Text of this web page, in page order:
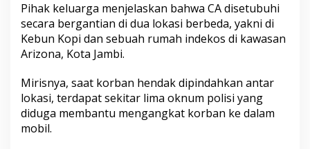
Pihak keluarga menjelaskan bahwa CA disetubuhi
secara bergantian di dua lokasi berbeda, yakni di
Kebun Kopi dan sebuah rumah indekos di kawasan
Arizona, Kota Jambi.
Mirisnya, saat korban hendak dipindahkan antar
lokasi, terdapat sekitar lima oknum polisi yang
diduga membantu mengangkat korban ke dalam
mobil.